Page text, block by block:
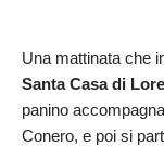
Una mattinata che
Santa Casa di
panino
Conero, e poi si